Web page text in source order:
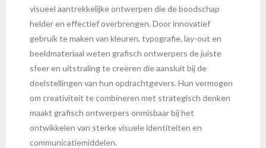
visueel aantrekkelijke ontwerpen die de boodschap
helder en effectief overbrengen. Door innovatief
gebruik te maken van kleuren, typografie, lay-out en
beeldmateriaal weten grafisch ontwerpers de juiste
sfeer en uitstraling te creëren die aansluit bij de
doelstellingen van hun opdrachtgevers. Hun vermogen
om creativiteit te combineren met strategisch denken
maakt grafisch ontwerpers onmisbaar bij het
ontwikkelen van sterke visuele identiteiten en
communicatiemiddelen.